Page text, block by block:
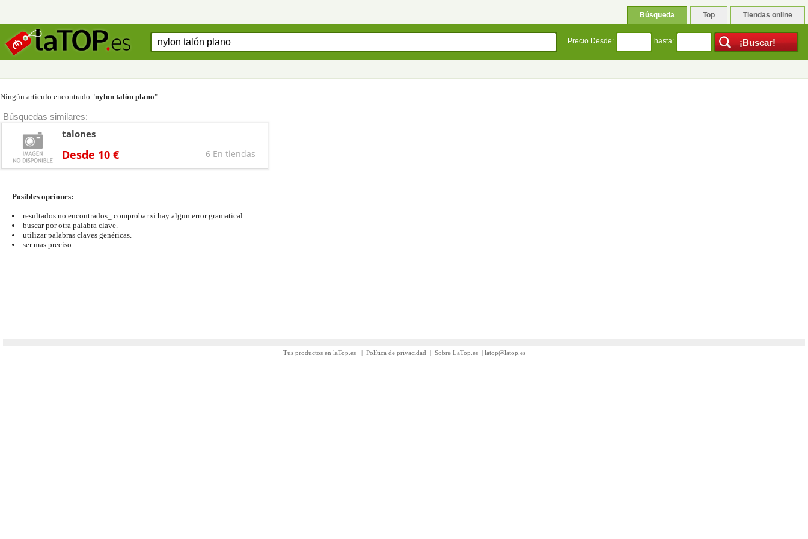
Búsqueda Top Tiendas online
Precio Desde: hasta:
Ningún artículo encontrado "nylon talón plano"
Búsquedas similares:
Desde 10 € 6 En tiendas
talones
Posibles opciones:
resultados no encontrados_ comprobar si hay algun error gramatical.
buscar por otra palabra clave.
utilizar palabras claves genéricas.
ser mas preciso.
Tus productos en laTop.es | Política de privacidad | Sobre LaTop.es| latop@latop.es